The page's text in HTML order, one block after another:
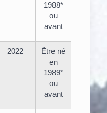
1988*
ou
avant
2022
Être né
en
1989*
ou
avant